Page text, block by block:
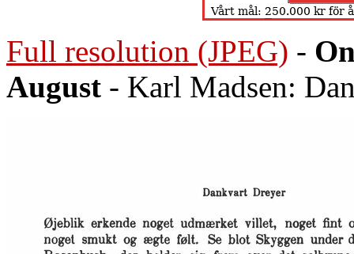
Full resolution (JPEG) -
August - Karl Madsen: